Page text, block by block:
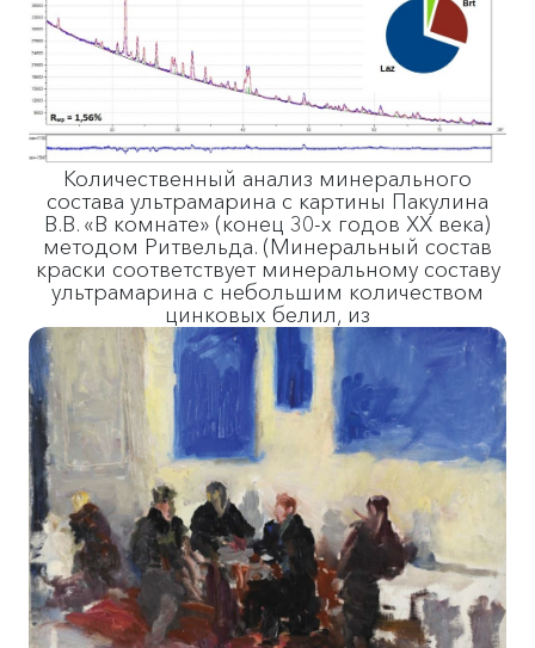
Количественный анализ минерального
состава ультрамарина с картины Пакулина
В.В. «В комнате» (конец 30-х годов ХХ века)
методом Ритвельда. (Минеральный состав
краски соответствует минеральному составу
ультрамарина с небольшим количеством
цинковых белил, из